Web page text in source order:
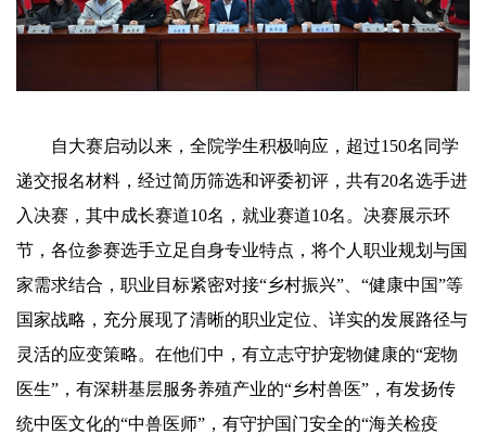
自大赛启动以来，全院学生积极响应，超过150名同学
递交报名材料，经过简历筛选和评委初评，共有20名选手进
入决赛，其中成长赛道10名，就业赛道10名。决赛展示环
节，各位参赛选手立足自身专业特点，将个人职业规划与国
家需求结合，职业目标紧密对接“乡村振兴”、“健康中国”等
国家战略，充分展现了清晰的职业定位、详实的发展路径与
灵活的应变策略。在他们中，有立志守护宠物健康的“宠物
医生”，有深耕基层服务养殖产业的“乡村兽医”，有发扬传
统中医文化的“中兽医师”，有守护国门安全的“海关检疫